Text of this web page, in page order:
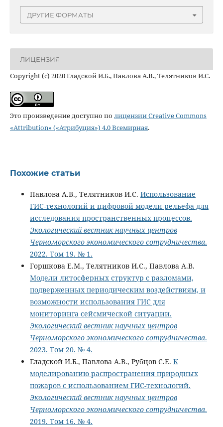
ДРУГИЕ ФОРМАТЫ
ЛИЦЕНЗИЯ
Copyright (c) 2020 Гладской И.Б., Павлова А.В., Телятников И.С.
Это произведение доступно по лицензии Creative Commons
«Attribution» («Атрибуция») 4.0 Всемирная.
Похожие статьи
Павлова А.В., Телятников И.С. Использование
ГИС-технологий и цифровой модели рельефа для
исследования пространственных процессов.
Экологический вестник научных центров
Черноморского экономического сотрудничества.
2022. Том 19. № 1.
Горшкова Е.М., Телятников И.С., Павлова А.В.
Модели литосферных структур с разломами,
подверженных периодическим воздействиям, и
возможности использования ГИС для
мониторинга сейсмической ситуации.
Экологический вестник научных центров
Черноморского экономического сотрудничества.
2023. Том 20. № 4.
Гладской И.Б., Павлова А.В., Рубцов С.Е. К
моделированию распространения природных
пожаров с использованием ГИС-технологий.
Экологический вестник научных центров
Черноморского экономического сотрудничества.
2019. Том 16. № 4.